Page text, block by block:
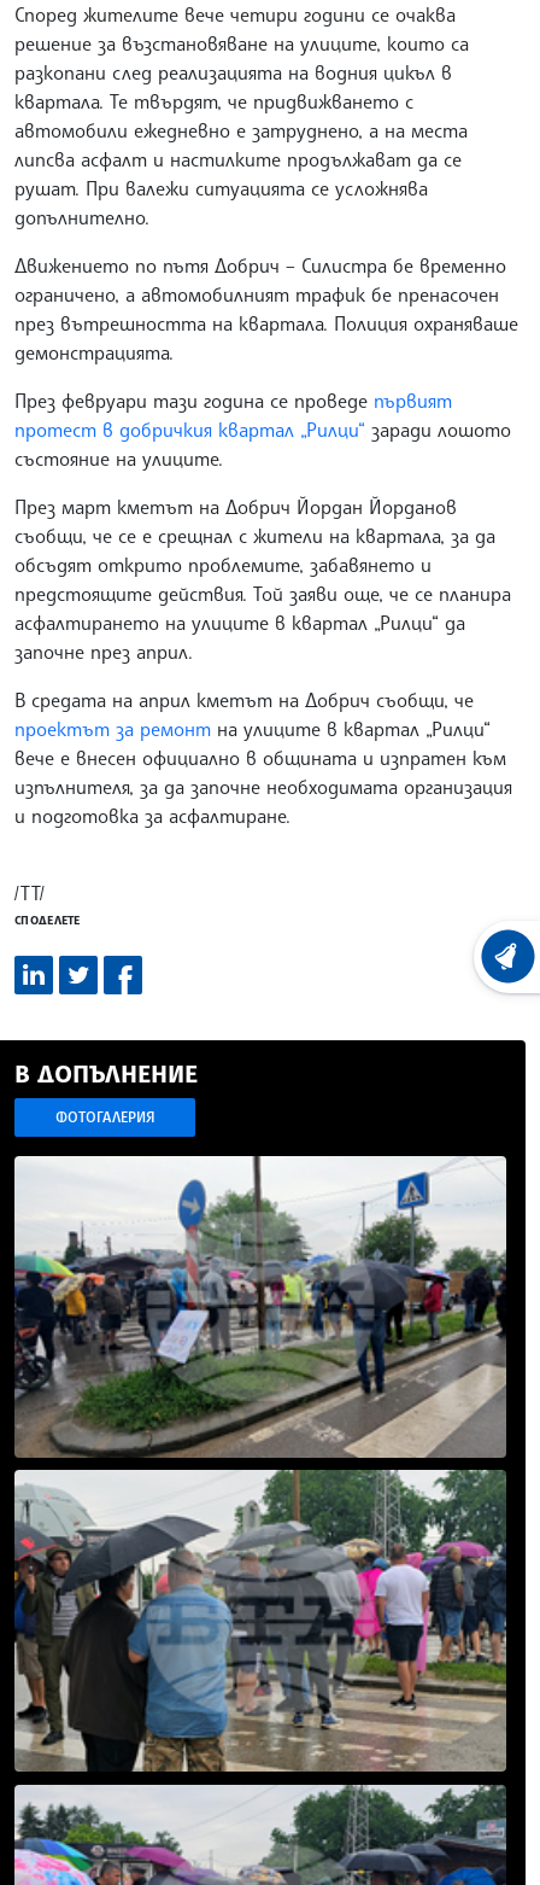
Според жителите вече четири години се очаква
решение за възстановяване на улиците, които са
разкопани след реализацията на водния цикъл в
квартала. Те твърдят, че придвижването с
автомобили ежедневно е затруднено, а на места
липсва асфалт и настилките продължават да се
рушат. При валежи ситуацията се усложнява
допълнително.
Движението по пътя Добрич – Силистра бе временно
ограничено, а автомобилният трафик бе пренасочен
през вътрешността на квартала. Полиция охраняваше
демонстрацията.
През февруари тази година се проведе първият
протест в добричкия квартал „Рилци“ заради лошото
състояние на улиците.
През март кметът на Добрич Йордан Йорданов
съобщи, че се е срещнал с жители на квартала, за да
обсъдят открито проблемите, забавянето и
предстоящите действия. Той заяви още, че се планира
асфалтирането на улиците в квартал „Рилци“ да
започне през април.
В средата на април кметът на Добрич съобщи, че
проектът за ремонт на улиците в квартал „Рилци“
вече е внесен официално в общината и изпратен към
изпълнителя, за да започне необходимата организация
и подготовка за асфалтиране.
/ТТ/
СПОДЕЛЕТЕ
В ДОПЪЛНЕНИЕ
ФОТОГАЛЕРИЯ